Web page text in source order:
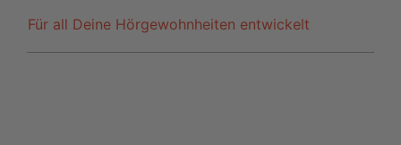
Für all Deine Hörgewohnheiten entwickelt